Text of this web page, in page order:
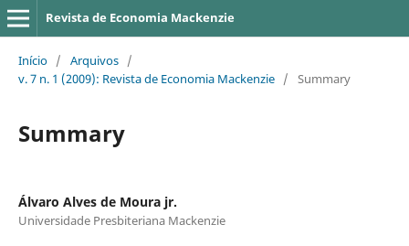
Revista de Economia Mackenzie
Início / Arquivos /
v. 7 n. 1 (2009): Revista de Economia Mackenzie / Summary
Summary
Álvaro Alves de Moura jr.
Universidade Presbiteriana Mackenzie